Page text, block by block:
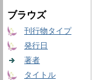
ブラウズ
刊行物タイプ
発行日
著者
タイトル